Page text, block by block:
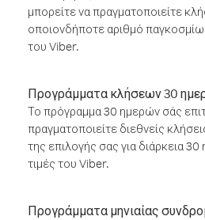
μπορείτε να πραγματοποιείτε
οποιονδήποτε αριθμό
του Viber.
Προγράμματα κλήσεων 30
Το πρόγραμμα 30 ημερών σάς
πραγματοποιείτε διεθνείς
της επιλογής σας για διάρκεια
τιμές του Viber.
Προγράμματα μηνιαίας